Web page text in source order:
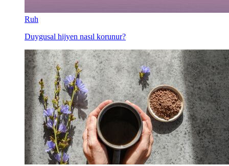
Ruh
Duygusal hijyen nasıl korunur?